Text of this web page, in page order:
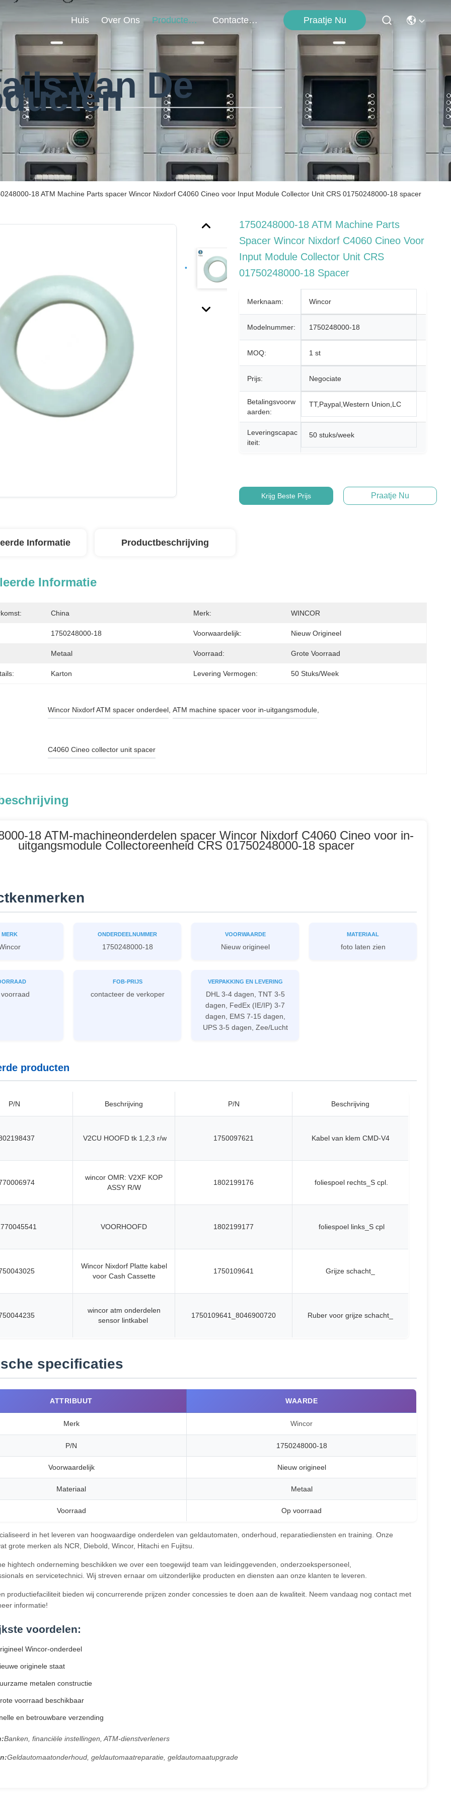
Huis Over Ons Producten Contacteer Ons Praatje Nu
Van De
18 ATM Machine Parts spacer Wincor Nixdorf C4060 Cineo voor Input Module Collector Unit CRS 01750248000-18 spacer
1750248000-18 ATM Machine Parts
Spacer Wincor Nixdorf C4060 Cineo Voor
Input Module Collector Unit CRS
01750248000-18 Spacer
Merknaam: Wincor
Modelnummer: 1750248000-18
MOQ: 1 st
Prijs: Negociate
Betalingsvoorw
Aarden:
TT,Paypal,Western Union,LC
Leveringscapac
Iteit:
50 stuks/week
Krijg Beste Prijs Praatje Nu
Informatie Productbeschrijving
Informatie
China Merk: WINCOR
1750248000-18 Voorwaardelijk: Nieuw Origineel
Metaal Voorraad: Grote Voorraad
Karton Levering Vermogen: 50 Stuks/week
Wincor Nixdorf ATM spacer onderdeel , ATM machine spacer voor in-uitgangsmodule
C4060 Cineo collector unit spacer
18 ATM-machineonderdelen spacer Wincor Nixdorf C4060 Cineo voor in-
uitgangsmodule Collectoreenheid CRS 01750248000-18 spacer
MERK ONDERDEELNUMMER
1750248000-18
VOORWAARDE
Nieuw origineel
MATERIAAL
foto laten zien
FOB-PRIJS
contacteer de verkoper
VERPAKKING EN LEVERING
DHL 3-4 dagen, TNT 3-5
dagen, FedEx (IE/IP) 3-7
dagen, EMS 7-15 dagen,
UPS 3-5 dagen, Zee/Lucht
producten
P/N Beschrijving P/N Beschrijving
V2CU HOOFD tk 1,2,3 r/w 1750097621 Kabel van klem CMD-V4
wincor OMR: V2XF KOP
ASSY R/W
1802199176 foliespoel rechts_S cpl.
VOORHOOFD 1802199177 foliespoel links_S cpl
Wincor Nixdorf Platte kabel
voor Cash Cassette
1750109641 Grijze schacht_
wincor atm onderdelen
sensor lintkabel
1750109641_8046900720 Ruber voor grijze schacht_
specificaties
ATTRIBUUT WAARDE
Merk Wincor
P/N 1750248000-18
Voorwaardelijk Nieuw origineel
Materiaal Metaal
Voorraad Op voorraad
in het leveren van hoogwaardige onderdelen van geldautomaten, onderhoud, reparatiediensten en training. Onze
grote merken als NCR, Diebold, Wincor, Hitachi en Fujitsu.
hightech onderneming beschikken we over een toegewijd team van leidinggevenden, onderzoekspersoneel,
en servicetechnici. Wij streven ernaar om uitzonderlijke producten en diensten aan onze klanten te leveren.
productiefaciliteit bieden wij concurrerende prijzen zonder concessies te doen aan de kwaliteit. Neem vandaag nog contact met
informatie!
voordelen:
Wincor-onderdeel
originele staat
metalen constructie
voorraad beschikbaar
en betrouwbare verzending
Banken, financiële instellingen, ATM-dienstverleners
Geldautomaatonderhoud, geldautomaatreparatie, geldautomaatupgrade